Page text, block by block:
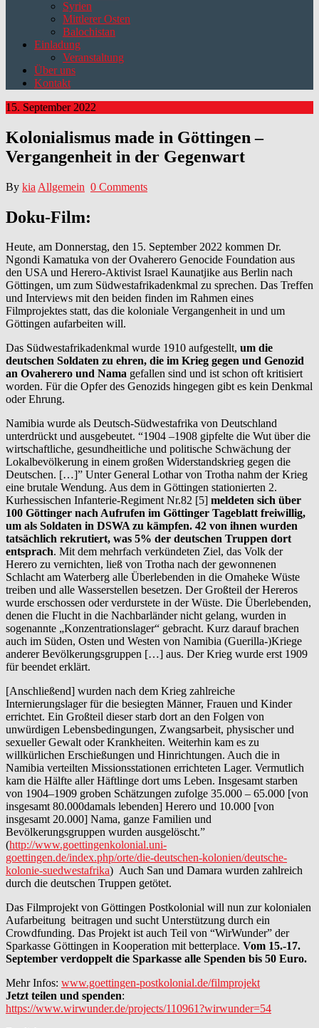
Syrien
Mittlerer Osten
Balochistan
Einladung
Veranstaltung
Über uns
Kontakt
15. September 2022
Kolonialismus made in Göttingen –
Vergangenheit in der Gegenwart
By kia Allgemein 0 Comments
Doku-Film:
Heute, am Donnerstag, den 15. September 2022 kommen Dr.
Ngondi Kamatuka von der Ovaherero Genocide Foundation aus
den USA und Herero-Aktivist Israel Kaunatjike aus Berlin nach
Göttingen, um zum Südwestafrikadenkmal zu sprechen. Das Treffen
und Interviews mit den beiden finden im Rahmen eines
Filmprojektes statt, das die koloniale Vergangenheit in und um
Göttingen aufarbeiten will.
Das Südwestafrikadenkmal wurde 1910 aufgestellt, um die
deutschen Soldaten zu ehren, die im Krieg gegen und Genozid
an Ovaherero und Nama gefallen sind und ist schon oft kritisiert
worden. Für die Opfer des Genozids hingegen gibt es kein Denkmal
oder Ehrung.
Namibia wurde als Deutsch-Südwestafrika von Deutschland
unterdrückt und ausgebeutet. “1904 –1908 gipfelte die Wut über die
wirtschaftliche, gesundheitliche und politische Schwächung der
Lokalbevölkerung in einem großen Widerstandskrieg gegen die
Deutschen. […]” Unter General Lothar von Trotha nahm der Krieg
eine brutale Wendung. Aus dem in Göttingen stationierten 2.
Kurhessischen Infanterie-Regiment Nr.82 [5] meldeten sich über
100 Göttinger nach Aufrufen im Göttinger Tageblatt freiwillig,
um als Soldaten in DSWA zu kämpfen. 42 von ihnen wurden
tatsächlich rekrutiert, was 5% der deutschen Truppen dort
entsprach. Mit dem mehrfach verkündeten Ziel, das Volk der
Herero zu vernichten, ließ von Trotha nach der gewonnenen
Schlacht am Waterberg alle Überlebenden in die Omaheke Wüste
treiben und alle Wasserstellen besetzen. Der Großteil der Hereros
wurde erschossen oder verdurstete in der Wüste. Die Überlebenden,
denen die Flucht in die Nachbarländer nicht gelang, wurden in
sogenannte „Konzentrationslager“ gebracht. Kurz darauf brachen
auch im Süden, Osten und Westen von Namibia (Guerilla-)Kriege
anderer Bevölkerungsgruppen […] aus. Der Krieg wurde erst 1909
für beendet erklärt.
[Anschließend] wurden nach dem Krieg zahlreiche
Internierungslager für die besiegten Männer, Frauen und Kinder
errichtet. Ein Großteil dieser starb dort an den Folgen von
unwürdigen Lebensbedingungen, Zwangsarbeit, physischer und
sexueller Gewalt oder Krankheiten. Weiterhin kam es zu
willkürlichen Erschießungen und Hinrichtungen. Auch die in
Namibia verteilten Missionsstationen errichteten Lager. Vermutlich
kam die Hälfte aller Häftlinge dort ums Leben. Insgesamt starben
von 1904–1909 groben Schätzungen zufolge 35.000 – 65.000 [von
insgesamt 80.000damals lebenden] Herero und 10.000 [von
insgesamt 20.000] Nama, ganze Familien und
Bevölkerungsgruppen wurden ausgelöscht.”
(http://www.goettingenkolonial.uni-
goettingen.de/index.php/orte/die-deutschen-kolonien/deutsche-
kolonie-suedwestafrika) Auch San und Damara wurden zahlreich
durch die deutschen Truppen getötet.
Das Filmprojekt von Göttingen Postkolonial will nun zur kolonialen
Aufarbeitung beitragen und sucht Unterstützung durch ein
Crowdfunding. Das Projekt ist auch Teil von “WirWunder” der
Sparkasse Göttingen in Kooperation mit betterplace. Vom 15.-17.
September verdoppelt die Sparkasse alle Spenden bis 50 Euro.
Mehr Infos: www.goettingen-postkolonial.de/filmprojekt
Jetzt teilen und spenden:
https://www.wirwunder.de/projects/110961?wirwunder=54